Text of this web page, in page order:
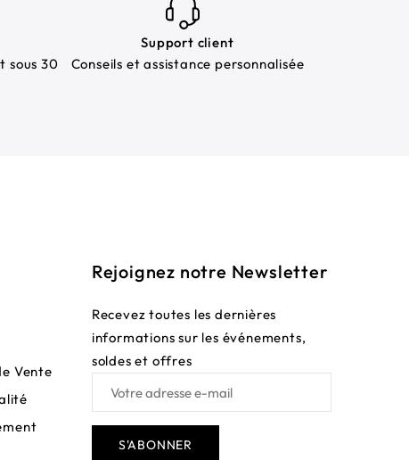
sous 30
Support client
Conseils et assistance personnalisée
Vente
Rejoignez notre Newsletter
Recevez toutes les dernières
informations sur les événements,
soldes et offres